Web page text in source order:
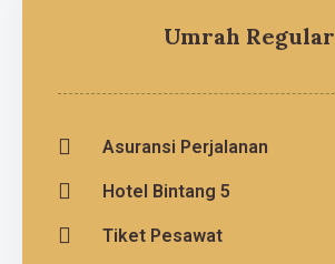
Umrah Regular
Asuransi Perjalanan
Hotel Bintang 5
Tiket Pesawat